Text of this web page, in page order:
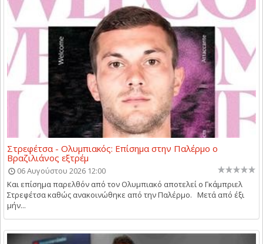
Στρεφέτσα - Ολυμπιακός: Επίσημα στην Παλέρμο ο
Βραζιλιάνος εξτρέμ
06 Αυγούστου 2026 12:00
Και επίσημα παρελθόν από τον Ολυμπιακό αποτελεί ο Γκάμπριελ
Στρεφέτσα καθώς ανακοινώθηκε από την Παλέρμο. Μετά από έξι
μήν...